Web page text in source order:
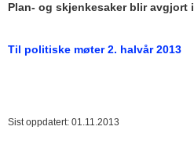
Plan- og skjenkesaker blir
Til politiske møter 2. halvår 2013
Sist oppdatert: 01.11.2013